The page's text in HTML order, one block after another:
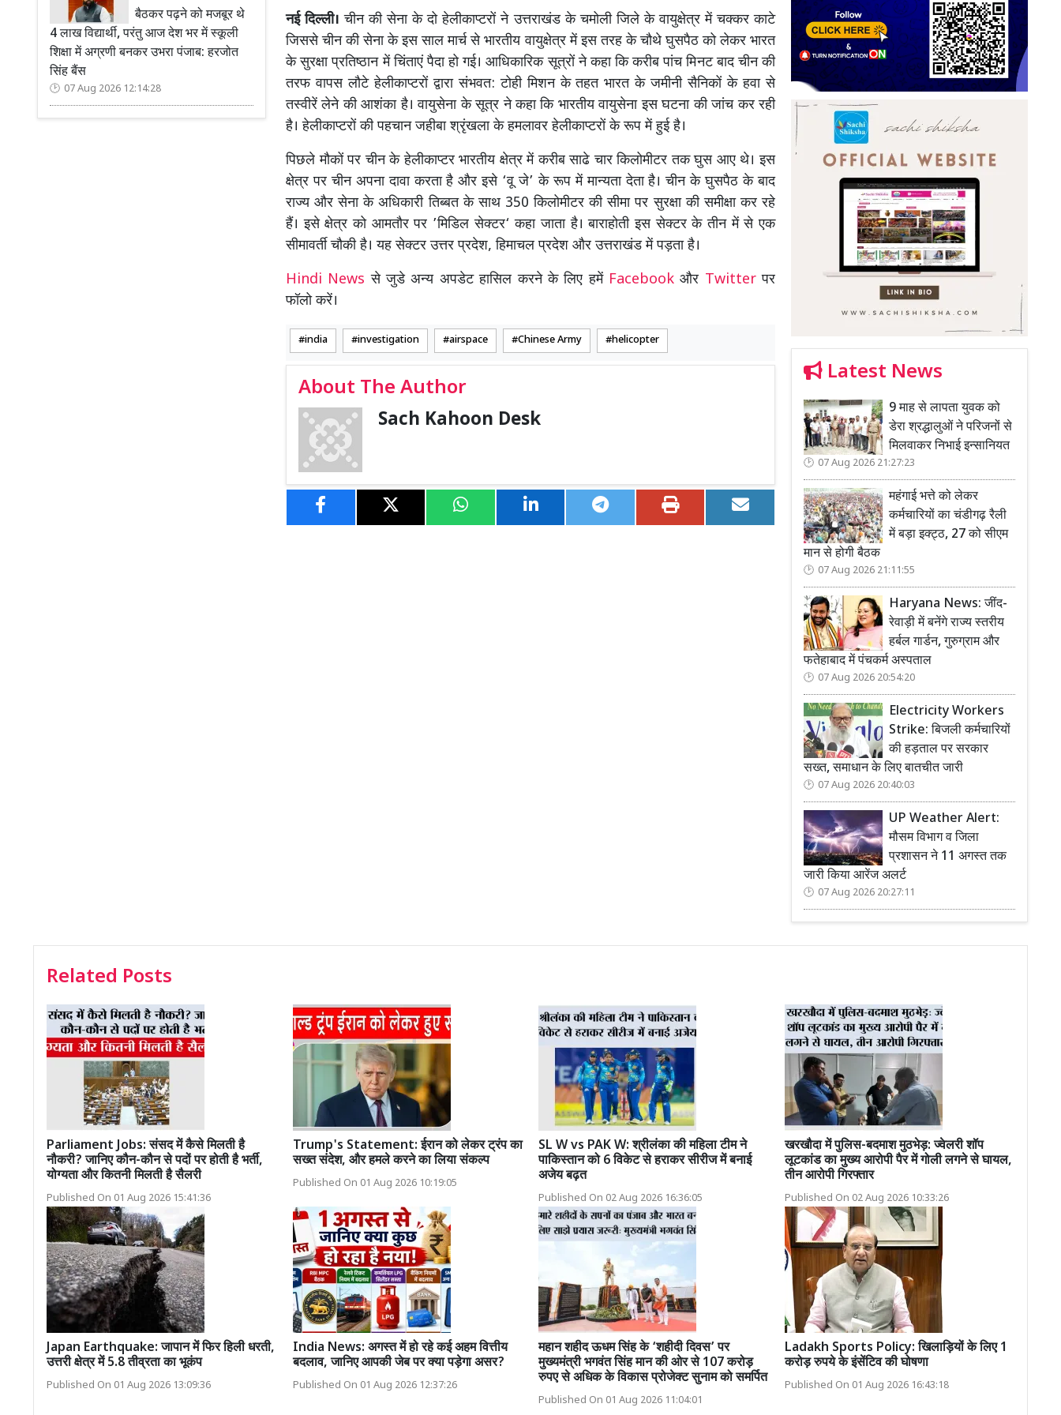
बैठकर पढ़ने को मजबूर थे
4 लाख विद्यार्थी, परंतु आज देश भर में स्कूली
शिक्षा में अग्रणी बनकर उभरा पंजाब: हरजोत
सिंह बैंस
07 Aug 2026 12:14:28
नई दिल्ली। चीन की सेना के दो हेलीकाप्टरों ने उत्तराखंड के चमोली जिले के वायुक्षेत्र में चक्कर काटे
जिससे चीन की सेना के इस साल मार्च से भारतीय वायुक्षेत्र में इस तरह के चौथे घुसपैठ को लेकर भारत
के सुरक्षा प्रतिष्ठान में चिंताएं पैदा हो गई। आधिकारिक सूत्रों ने कहा कि करीब पांच मिनट बाद चीन की
तरफ वापस लौटे हेलीकाप्टरों द्वारा संभवत: टोही मिशन के तहत भारत के जमीनी सैनिकों के हवा से
तस्वीरें लेने की आशंका है। वायुसेना के सूत्र ने कहा कि भारतीय वायुसेना इस घटना की जांच कर रही
है। हेलीकाप्टरों की पहचान जहीबा श्रृंखला के हमलावर हेलीकाप्टरों के रूप में हुई है।
पिछले मौकों पर चीन के हेलीकाप्टर भारतीय क्षेत्र में करीब साढे चार किलोमीटर तक घुस आए थे। इस
क्षेत्र पर चीन अपना दावा करता है और इसे ‘वू जे’ के रूप में मान्यता देता है। चीन के घुसपैठ के बाद
राज्य और सेना के अधिकारी तिब्बत के साथ 350 किलोमीटर की सीमा पर सुरक्षा की समीक्षा कर रहे
हैं। इसे क्षेत्र को आमतौर पर ’मिडिल सेक्टर‘ कहा जाता है। बाराहोती इस सेक्टर के तीन में से एक
सीमावर्ती चौकी है। यह सेक्टर उत्तर प्रदेश, हिमाचल प्रदेश और उत्तराखंड में पड़ता है।
Hindi Newsसे जुडे अन्य अपडेट हासिल करने के लिए हमें Facebookऔर Twitterपर
फॉलो करें।
india investigation airspace Chinese Army helicopter
About The Author
Sach Kahoon Desk
Latest News
9 माह से लापता युवक को
डेरा श्रद्धालुओं ने परिजनों से
मिलवाकर निभाई इन्सानियत
07 Aug 2026 21:27:23
महंगाई भत्ते को लेकर
कर्मचारियों का चंडीगढ़ रैली
में बड़ा इक्ट्ठ, 27 को सीएम
मान से होगी बैठक
07 Aug 2026 21:11:55
Haryana News: जींद-
रेवाड़ी में बनेंगे राज्य स्तरीय
हर्बल गार्डन, गुरुग्राम और
फतेहाबाद में पंचकर्म अस्पताल
07 Aug 2026 20:54:20
Electricity Workers
Strike: बिजली कर्मचारियों
की हड़ताल पर सरकार
सख्त, समाधान के लिए बातचीत जारी
07 Aug 2026 20:40:03
UP Weather Alert:
मौसम विभाग व जिला
प्रशासन ने 11 अगस्त तक
जारी किया आरेंज अलर्ट
07 Aug 2026 20:27:11
Related Posts
Parliament Jobs: संसद में कैसे मिलती है
नौकरी? जानिए कौन-कौन से पदों पर होती है भर्ती,
योग्यता और कितनी मिलती है सैलरी
Published On 01 Aug 2026 15:41:36
Trump's Statement: ईरान को लेकर ट्रंप का
सख्त संदेश, और हमले करने का लिया संकल्प
Published On 01 Aug 2026 10:19:05
SL W vs PAK W: श्रीलंका की महिला टीम ने
पाकिस्तान को 6 विकेट से हराकर सीरीज में बनाई
अजेय बढ़त
Published On 02 Aug 2026 16:36:05
खरखौदा में पुलिस-बदमाश मुठभेड़: ज्वेलरी शॉप
लूटकांड का मुख्य आरोपी पैर में गोली लगने से घायल,
तीन आरोपी गिरफ्तार
Published On 02 Aug 2026 10:33:26
Japan Earthquake: जापान में फिर हिली धरती,
उत्तरी क्षेत्र में 5.8 तीव्रता का भूकंप
Published On 01 Aug 2026 13:09:36
India News: अगस्त में हो रहे कई अहम वित्तीय
बदलाव, जानिए आपकी जेब पर क्या पड़ेगा असर?
Published On 01 Aug 2026 12:37:26
महान शहीद ऊधम सिंह के ‘शहीदी दिवस’ पर
मुख्यमंत्री भगवंत सिंह मान की ओर से 107 करोड़
रुपए से अधिक के विकास प्रोजेक्ट सुनाम को समर्पित
Published On 01 Aug 2026 11:04:01
Ladakh Sports Policy: खिलाड़ियों के लिए 1
करोड़ रुपये के इंसेंटिव की घोषणा
Published On 01 Aug 2026 16:43:18